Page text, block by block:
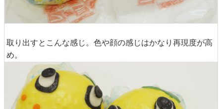
取り出すとこんな感じ。色や顔の感じはかなり再現度が高
め。